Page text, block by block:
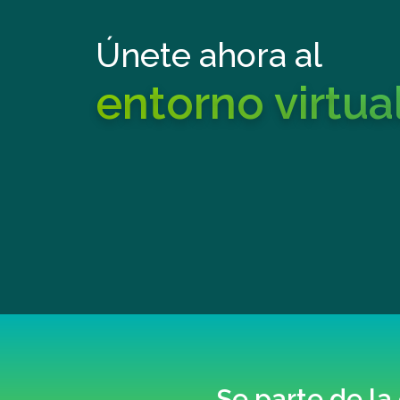
Únete ahora al
entorno